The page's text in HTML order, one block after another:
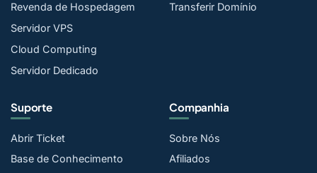
Revenda de Hospedagem
Servidor VPS
Cloud Computing
Servidor Dedicado
Transferir Domínio
Suporte
Abrir Ticket
Base de Conhecimento
Companhia
Sobre Nós
Afiliados